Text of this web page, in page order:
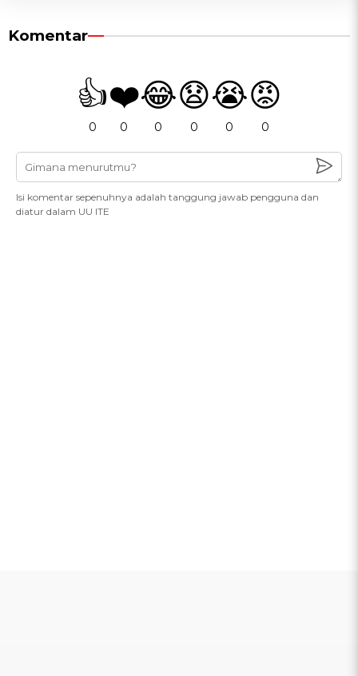
Komentar
👍
0
❤️
0
😂
0
😧
0
😭
0
😡
0
Isi komentar sepenuhnya adalah tanggung jawab pengguna dan
diatur dalam UU ITE